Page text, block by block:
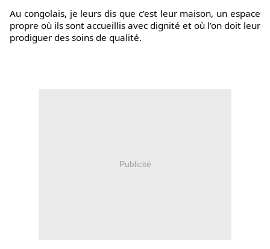
Au congolais, je leurs dis que c’est leur maison, un espace
propre où ils sont accueillis avec dignité et où l’on doit leur
prodiguer des soins de qualité.
Publicité